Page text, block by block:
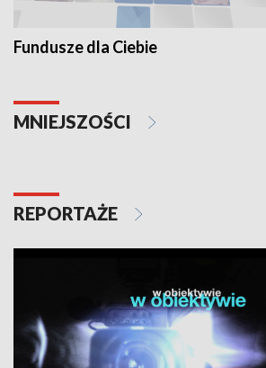
Fundusze dla Ciebie
MNIEJSZOŚCI
REPORTAŻE